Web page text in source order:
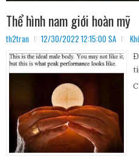
Thể hình nam giới hoàn mỹ
th2tran 12/30/2022 12:15:00 SA